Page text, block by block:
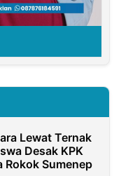
Lewat Ternak
Desak KPK
Rokok Sumenep